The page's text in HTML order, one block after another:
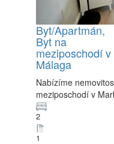
Prodej
K dispozici
Byt/Apartmán,
Byt na
meziposchodí
Málaga
Nabízíme
meziposchodí v
2
1